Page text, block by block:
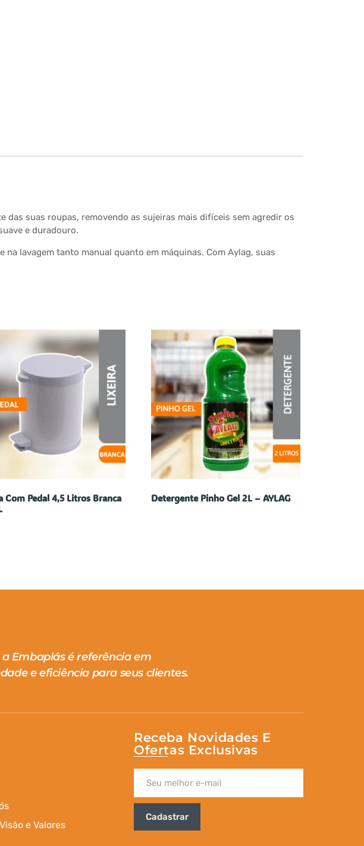
das suas roupas, removendo as sujeiras mais difíceis sem agredir os
e duradouro.
lavagem tanto manual quanto em máquinas. Com Aylag, suas
Com Pedal 4,5 Litros Branca
Detergente Pinho Gel 2L – AYLAG
Embaplás é referência em
e eficiência para seus clientes.
e Valores
Receba Novidades E
Ofertas Exclusivas
Cadastrar